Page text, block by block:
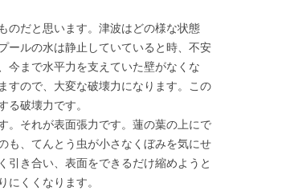
のだと思います。津波はどの様な状態
ールの水は静止していていると時、不安
今まで水平力を支えていた壁がなくな
すので、大変な破壊力になります。この
る破壊力です。
。それが表面張力です。蓮の葉の上にで
も、てんとう虫が小さなくぼみを気にせ
引き合い、表面をできるだけ縮めようと
にくくなります。